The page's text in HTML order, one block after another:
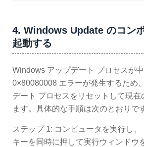
4. Windows Update のコン
起動する
Windows アップデート プロセスが
0×80080008 エラーが発生するため
デート プロセスをリセットして現在
ます。具体的な手順は次のとおりで
ステップ 1: コンピュータを実行し、
キーを同時に押して実行ウィンドウ